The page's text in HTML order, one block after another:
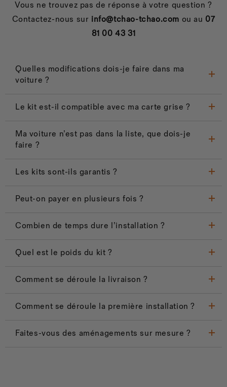
Vous ne trouvez pas de réponse à votre question ?
Contactez-nous sur info@tchao-tchao.com ou au 07
81 00 43 31
Quelles modifications dois-je faire dans ma
voiture ?
Le kit est-il compatible avec ma carte grise ?
Ma voiture n’est pas dans la liste, que dois-je
faire ?
Les kits sont-ils garantis ?
Peut-on payer en plusieurs fois ?
Combien de temps dure l’installation ?
Quel est le poids du kit ?
Comment se déroule la livraison ?
Comment se déroule la première installation ?
Faites-vous des aménagements sur mesure ?